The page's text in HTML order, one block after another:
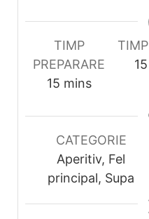
TIMP
PREPARARE
15minutes
mins
15
CATEGORIE
Aperitiv, Fel
principal, Supa